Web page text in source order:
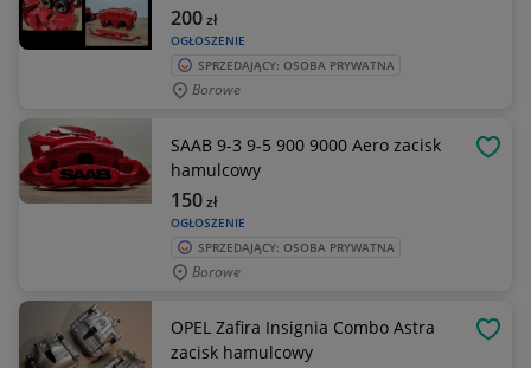
OGŁOSZENIE
200zł
SPRZEDAJĄCY: OSOBA PRYWATNA
Borowe
SAAB 9-3 9-5 900 9000 Aero zacisk
hamulcowy
OGŁOSZENIE
150zł
SPRZEDAJĄCY: OSOBA PRYWATNA
Borowe
OPEL Zafira Insignia Combo Astra
zacisk hamulcowy